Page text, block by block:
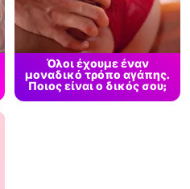
Όλοι έχουμε έναν
μοναδικό τρόπο αγάπης.
Ποιος είναι ο δικός σου;